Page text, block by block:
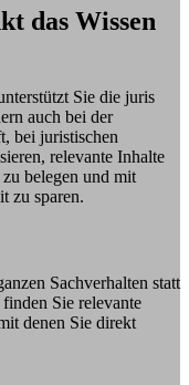
das Wissen
Sie die juris
auch bei der
bei juristischen
relevante Inhalte
belegen und mit
zu sparen.
Sachverhalten statt
Sie relevante
denen Sie direkt